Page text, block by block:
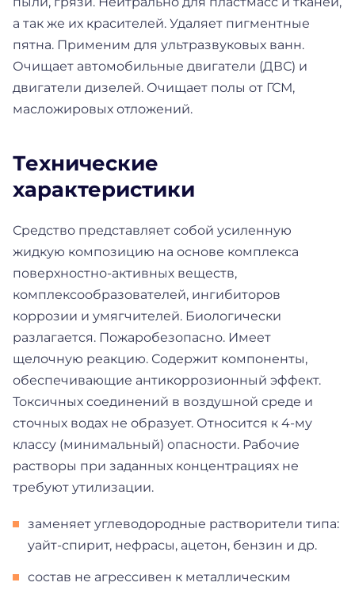
а так же их красителей. Удаляет пигментные
пятна. Применим для ультразвуковых ванн.
Очищает автомобильные двигатели (ДВС) и
двигатели дизелей. Очищает полы от ГСМ,
масложировых отложений.
Технические
характеристики
Средство представляет собой усиленную
жидкую композицию на основе комплекса
поверхностно-активных веществ,
комплексообразователей, ингибиторов
коррозии и умягчителей. Биологически
разлагается. Пожаробезопасно. Имеет
щелочную реакцию. Содержит компоненты,
обеспечивающие антикоррозионный эффект.
Токсичных соединений в воздушной среде и
сточных водах не образует. Относится к 4-му
классу (минимальный) опасности. Рабочие
растворы при заданных концентрациях не
требуют утилизации.
заменяет углеводородные растворители типа:
уайт-спирит, нефрасы, ацетон, бензин и др.
состав не агрессивен к металлическим